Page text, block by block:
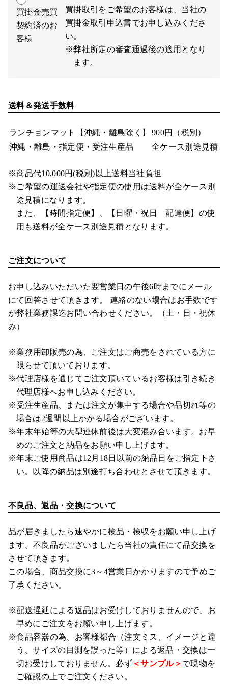
買掛金売買
契約済のお
客様
買掛取引をご希望のお客様は、当社の
買掛金取引申込書でお申し込みくださ
い。
※弊社所定の審査通過後の適用となり
ます。
送料＆発送手数料
ランチョンマット 【沖縄・離島除く】
900円（税別）
沖縄・離島・指定便・受注生産品
全ケース別途見積
※商品代10,000円(税別)以上送料当社負担
※ご希望の運送会社や指定便の使用は送料が全ケース別
途見積になります。
また、【時間指定便】、【日曜・祝日 配達便】の使
用も送料が全ケース別途見積となります。
ご注文について
お申し込みいただいた翌営業日の午後6時までにメール
にて回答させて頂きます。 連絡のない場合はお手数です
が弊社業務課迄お問い合わせください。（土・日・祝休
み）
※業務用卸販売の為、ご注文はご商売をされている方に
限らせて頂いております。
※代理店様を通じてご注文頂いているお客様は引き続き
代理店様へお申し込みください。
※受注生産品、または注文が集中する場合や品切れ等の
場合は2週間以上かかる場合がございます。
※年末年始等の大型連休前後は大変混み合います。お早
めのご注文と納品をお願い申し上げます。
※年末ご使用商品は12月18日以前の納品日をご指定下さ
い。以降の納品は別途打ち合わせとさせて頂きます。
不良品、返品・交換について
品が届きましたら速やかに検品・検収をお願い申し上げ
ます。不良品がございましたら当社の責任にて品交換を
させて頂きます。
この場合、商品交換に3～4営業日かかりますので予めご
了承ください。
※配送遅延による返品はお受けしておりませんので、お
早めにご注文をお願い申し上げます。
※食品容器の為、お客様都合（注文ミス、イメージと違
う、サイズの目測を誤った等）による返品・交換は一
切お受けしておりません。必ず ＜サンプル＞ で現物を
ご確認の上でご注文ください。